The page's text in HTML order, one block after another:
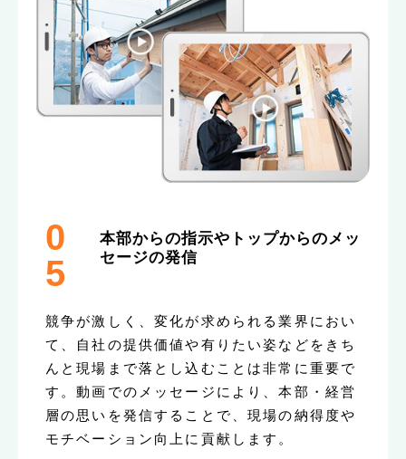
0
5
本部からの指示やトップからのメッ
セージの発信
競争が激しく、変化が求められる業界におい
て、自社の提供価値や有りたい姿などをきち
んと現場まで落とし込むことは非常に重要で
す。動画でのメッセージにより、本部・経営
層の思いを発信することで、現場の納得度や
モチベーション向上に貢献します。